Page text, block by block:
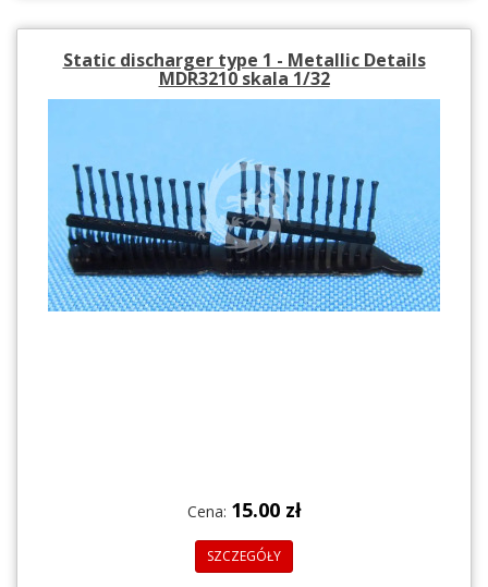
Static discharger type 1 - Metallic Details
MDR3210 skala 1/32
Cena: 15.00 zł
SZCZEGÓŁY